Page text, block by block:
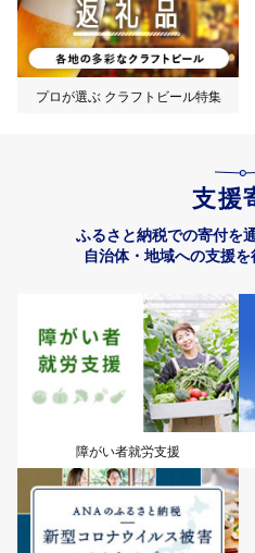
プロが選ぶ クラフトビール特集
支援
ふるさと納税での寄付を
自治体・地域への支援を
障がい者就労支援